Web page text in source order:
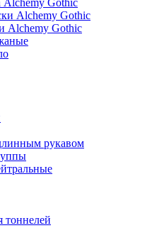
Alchemy Gothic
Alchemy Gothic
рукавом
тоннелей